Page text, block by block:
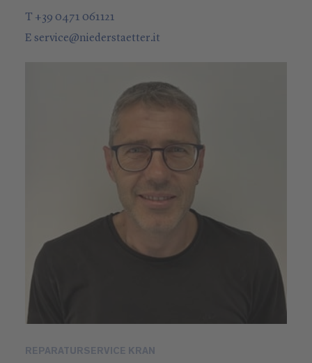
T +39 0471 061121
Eservice@niederstaetter.it
REPARATURSERVICE KRAN